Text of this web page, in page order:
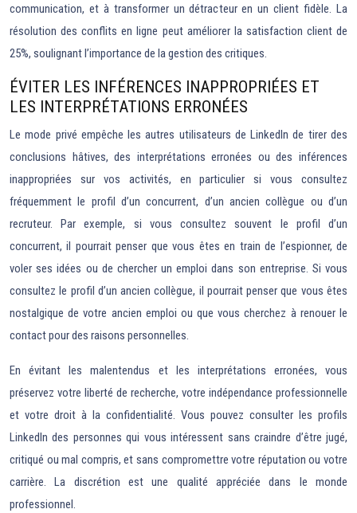
communication, et à transformer un détracteur en un client fidèle. La
résolution des conflits en ligne peut améliorer la satisfaction client de
25%, soulignant l’importance de la gestion des critiques.
ÉVITER LES INFÉRENCES INAPPROPRIÉES ET
LES INTERPRÉTATIONS ERRONÉES
Le mode privé empêche les autres utilisateurs de LinkedIn de tirer des
conclusions hâtives, des interprétations erronées ou des inférences
inappropriées sur vos activités, en particulier si vous consultez
fréquemment le profil d’un concurrent, d’un ancien collègue ou d’un
recruteur. Par exemple, si vous consultez souvent le profil d’un
concurrent, il pourrait penser que vous êtes en train de l’espionner, de
voler ses idées ou de chercher un emploi dans son entreprise. Si vous
consultez le profil d’un ancien collègue, il pourrait penser que vous êtes
nostalgique de votre ancien emploi ou que vous cherchez à renouer le
contact pour des raisons personnelles.
En évitant les malentendus et les interprétations erronées, vous
préservez votre liberté de recherche, votre indépendance professionnelle
et votre droit à la confidentialité. Vous pouvez consulter les profils
LinkedIn des personnes qui vous intéressent sans craindre d’être jugé,
critiqué ou mal compris, et sans compromettre votre réputation ou votre
carrière. La discrétion est une qualité appréciée dans le monde
professionnel.